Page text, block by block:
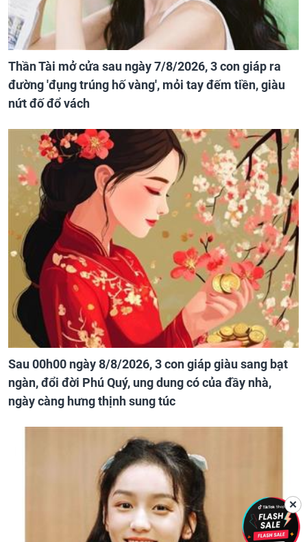
Thần Tài mở cửa sau ngày 7/8/2026, 3 con giáp ra
đường 'đụng trúng hố vàng', mỏi tay đếm tiền, giàu
nứt đố đổ vách
Sau 00h00 ngày 8/8/2026, 3 con giáp giàu sang bạt
ngàn, đổi đời Phú Quý, ung dung có của đầy nhà,
ngày càng hưng thịnh sung túc
✕